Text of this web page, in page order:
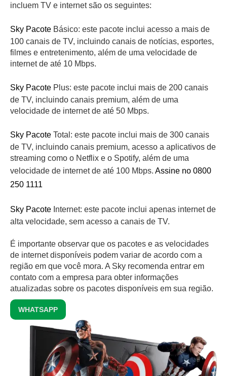
incluem TV e internet são os seguintes:
Sky Pacote Básico: este pacote inclui acesso a mais de
100 canais de TV, incluindo canais de notícias, esportes,
filmes e entretenimento, além de uma velocidade de
internet de até 10 Mbps.
Sky Pacote Plus: este pacote inclui mais de 200 canais
de TV, incluindo canais premium, além de uma
velocidade de internet de até 50 Mbps.
Sky Pacote Total: este pacote inclui mais de 300 canais
de TV, incluindo canais premium, acesso a aplicativos de
streaming como o Netflix e o Spotify, além de uma
velocidade de internet de até 100 Mbps. Assine no 0800
250 1111
Sky Pacote Internet: este pacote inclui apenas internet de
alta velocidade, sem acesso a canais de TV.
É importante observar que os pacotes e as velocidades
de internet disponíveis podem variar de acordo com a
região em que você mora. A Sky recomenda entrar em
contato com a empresa para obter informações
atualizadas sobre os pacotes disponíveis em sua região.
WHATSAPP